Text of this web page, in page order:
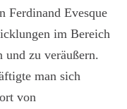
Ferdinand Evesque
im Bereich
und zu veräußern.
man sich
von